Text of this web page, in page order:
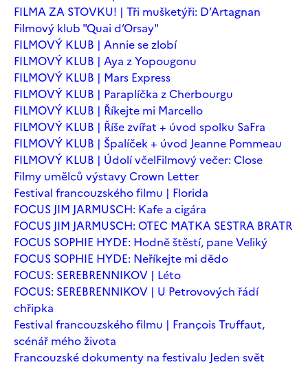
FILMA ZA STOVKU! | Tři mušketýři: D’Artagnan
Filmový klub "Quai d’Orsay"
FILMOVÝ KLUB | Annie se zlobí
FILMOVÝ KLUB | Aya z Yopougonu
FILMOVÝ KLUB | Mars Express
FILMOVÝ KLUB | Paraplíčka z Cherbourgu
FILMOVÝ KLUB | Říkejte mi Marcello
FILMOVÝ KLUB | Říše zvířat + úvod spolku SaFra
FILMOVÝ KLUB | Špalíček + úvod Jeanne Pommeau
FILMOVÝ KLUB | Údolí včelFilmový večer: Close
Filmy umělců výstavy Crown Letter
Festival francouzského filmu | Florida
FOCUS JIM JARMUSCH: Kafe a cigára
FOCUS JIM JARMUSCH: OTEC MATKA SESTRA BRATR
FOCUS SOPHIE HYDE: Hodně štěstí, pane Veliký
FOCUS SOPHIE HYDE: Neříkejte mi dědo
FOCUS: SEREBRENNIKOV | Léto
FOCUS: SEREBRENNIKOV | U Petrovových řádí
chřipka
Festival francouzského filmu | François Truffaut,
scénář mého života
Francouzské dokumenty na festivalu Jeden svět